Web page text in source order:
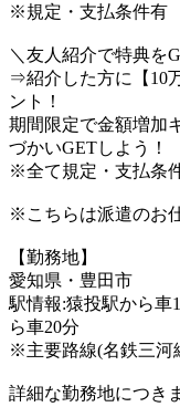
※規定・支払条件有
＼友人紹介で特典を
⇒紹介した方に【10
ント！
期間限定で金額増加
づかいGETしよう！
※全て規定・支払条
※こちらは派遣のお
【勤務地】
愛知県・豊田市
駅情報:猿投駅から車
ら車20分
※主要路線(名鉄三河
詳細な勤務地につき